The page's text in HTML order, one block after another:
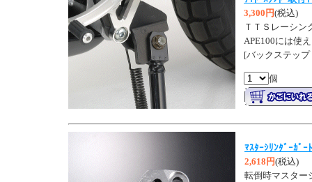
3,300円(税込)
ＴＴＳレーシン
APE100には使
[バックステッ
個
ﾏｽﾀｰｼﾘﾝﾀﾞｰｶﾞ
2,618円(税込)
転倒時マスター